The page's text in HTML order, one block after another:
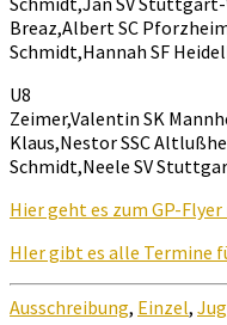
Breaz,Albert SC
Schmidt,Hannah SF
U8
Zeimer,Valentin SK
Klaus,Nestor SSC
Schmidt,Neele SV
Hier geht es zum GP-
HIer gibt es alle Termine
Ausschreibung, Einzel,